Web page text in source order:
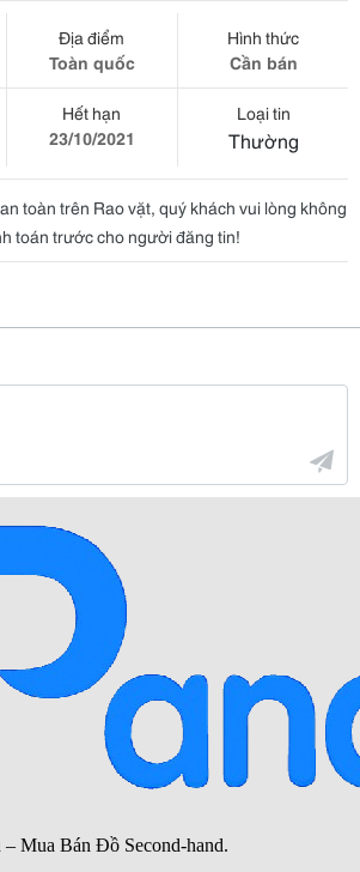
Địa điểm
Toàn quốc
Hình thức
Cần bán
Hết hạn
23/10/2021
Loại tin
Thường
toàn trên Rao vặt, quý khách vui lòng không
toán trước cho người đăng tin!